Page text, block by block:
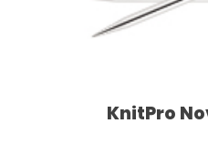
KnitPro